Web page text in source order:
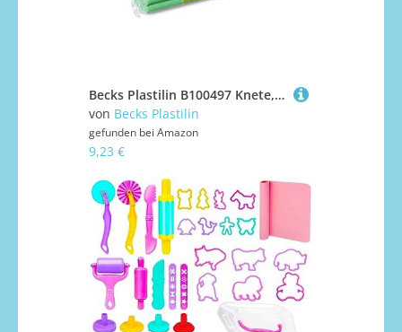
Becks Plastilin B100497 Knete, grün,1000 g
von Becks Plastilin
gefunden bei Amazon
9,23 €